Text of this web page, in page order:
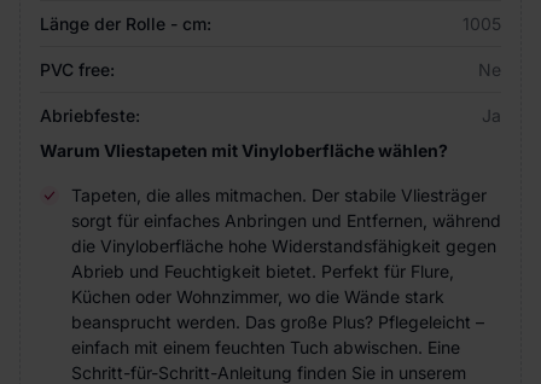
Länge der Rolle - cm: 1005
PVC free: Ne
Abriebfeste:
Ja
Warum Vliestapeten mit Vinyloberfläche wählen?
Tapeten, die alles mitmachen. Der stabile Vliesträger
sorgt für einfaches Anbringen und Entfernen, während
die Vinyloberfläche hohe Widerstandsfähigkeit gegen
Abrieb und Feuchtigkeit bietet. Perfekt für Flure,
Küchen oder Wohnzimmer, wo die Wände stark
beansprucht werden. Das große Plus? Pflegeleicht –
einfach mit einem feuchten Tuch abwischen. Eine
Schritt-für-Schritt-Anleitung finden Sie in unserem